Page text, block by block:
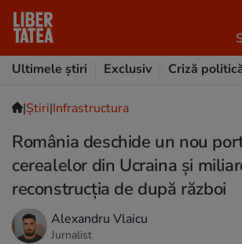
Ultimele știri
Exclusiv Criză
|Ştiri|Infrastructura
România deschide un nou
cerealelor din Ucraina și
reconstrucția de după război
Alexandru Vlaicu
Jurnalist